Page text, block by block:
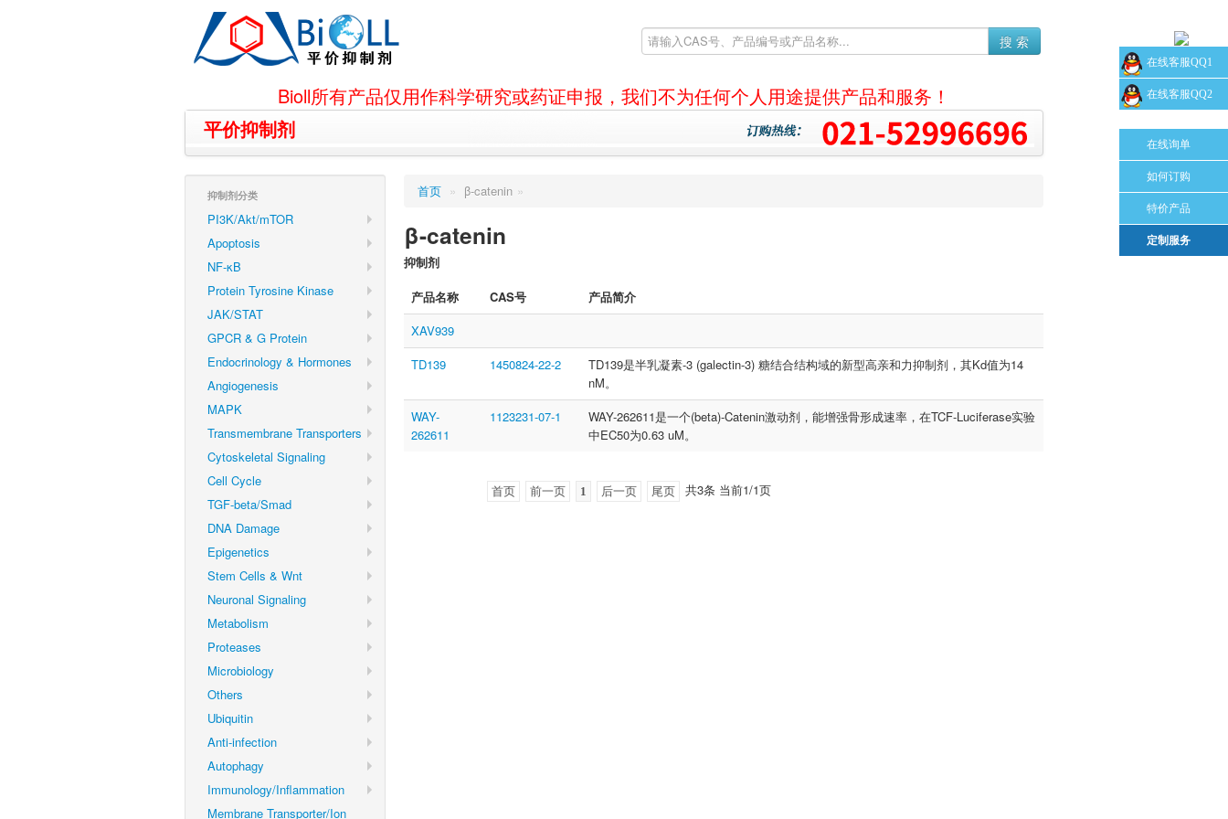
在线客服QQ1
在线客服QQ2
在线询单
如何订购
特价产品
定制服务
搜 索
Bioll所有产品仅用作科学研究或药证申报，我们不为任何个人用途提供产品和服务！
平价抑制剂
抑制剂分类
PI3K/Akt/mTOR
Apoptosis
NF-κB
Protein Tyrosine Kinase
JAK/STAT
GPCR & G Protein
Endocrinology & Hormones
Angiogenesis
MAPK
Transmembrane Transporters
Cytoskeletal Signaling
Cell Cycle
TGF-beta/Smad
DNA Damage
Epigenetics
Stem Cells & Wnt
Neuronal Signaling
Metabolism
Proteases
Microbiology
Others
Ubiquitin
Anti-infection
Autophagy
Immunology/Inflammation
Membrane Transporter/Ion
首页 » β-catenin »
β-catenin
抑制剂
产品名称
CAS号
产品简介
XAV939
TD139
1450824-22-2
TD139是半乳凝素-3 (galectin-3) 糖结合结构域的新型高亲和力抑制剂，其Kd值为14
nM。
WAY-
262611
1123231-07-1
WAY-262611是一个(beta)-Catenin激动剂，能增强骨形成速率，在TCF-Luciferase实验
中EC50为0.63 uM。
共3条 当前1/1页
首页 前一页 1 后一页 尾页